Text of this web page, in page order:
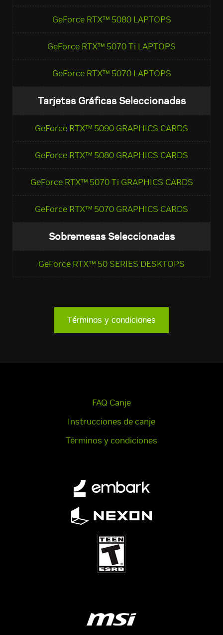
GeForce RTX™ 5080 LAPTOPS
GeForce RTX™ 5070 Ti LAPTOPS
GeForce RTX™ 5070 LAPTOPS
Tarjetas Gráficas Seleccionadas
GeForce RTX™ 5090 GRAPHICS CARDS
GeForce RTX™ 5080 GRAPHICS CARDS
GeForce RTX™ 5070 Ti GRAPHICS CARDS
GeForce RTX™ 5070 GRAPHICS CARDS
Sobremesas Seleccionadas
GeForce RTX™ 50 SERIES DESKTOPS
Términos y condiciones
FAQ Canje
Instrucciones de canje
Términos y condiciones